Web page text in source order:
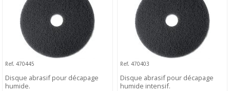
Ref. 470445
Disque abrasif pour décapage
humide.
Ref. 470403
Disque abrasif pour décapage
humide intensif.